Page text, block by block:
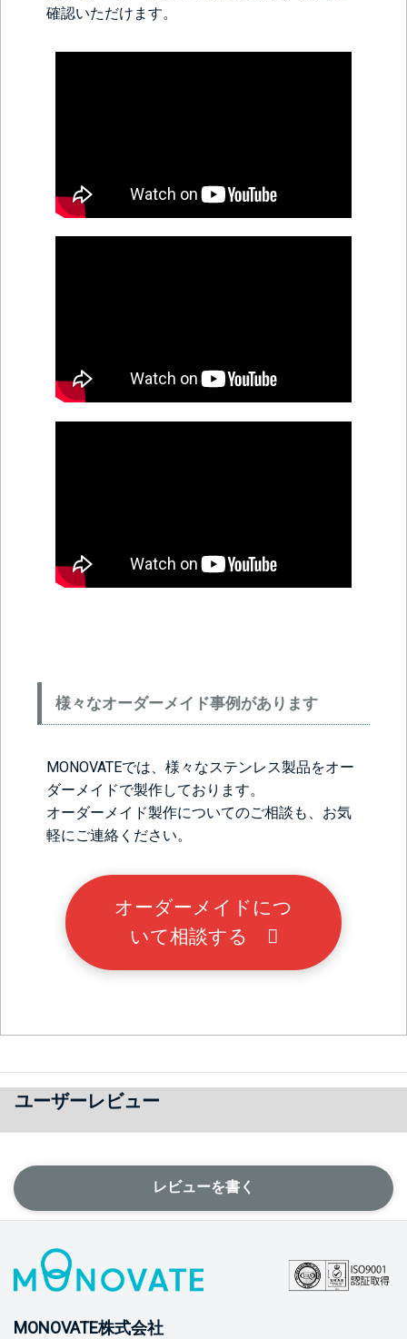
確認いただけます。
様々なオーダーメイド事例があります
MONOVATEでは、様々なステンレス製品をオー
ダーメイドで製作しております。
オーダーメイド製作についてのご相談も、お気
軽にご連絡ください。
オーダーメイドにつ
いて相談する
ユーザーレビュー
レビューを書く
MONOVATE株式会社